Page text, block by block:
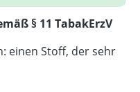
§ 11 TabakErzV
einen Stoff, der sehr